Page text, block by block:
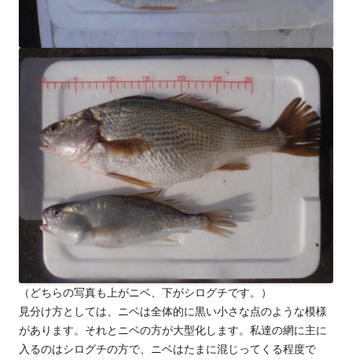
（どちらの写真も上がニベ、下がシログチです。）
見分け方としては、ニベは全体的に黒い小さな点のような模様
があります。それとニベの方が大型化します。私達の網に主に
入るのはシログチの方で、ニベはたまに混じってくる程度で